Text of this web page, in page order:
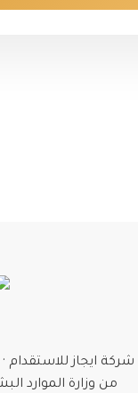
شركة ايجاز
من وزارة الموارد